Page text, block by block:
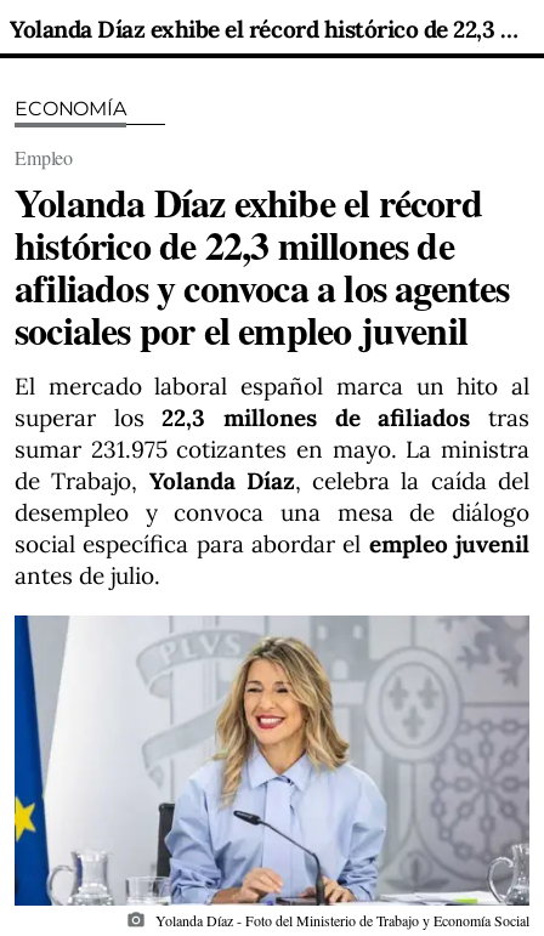
Yolanda Díaz exhibe el récord histórico de 22,3 millones de afiliados y convoca a los agentes sociales por el empleo juvenil
ECONOMÍA
Empleo
Yolanda Díaz exhibe el récord
histórico de 22,3 millones de
afiliados y convoca a los agentes
sociales por el empleo juvenil
El mercado laboral español marca un hito al
superar los22,3 millones de afiliados tras
sumar 231.975 cotizantes en mayo. La ministra
de Trabajo, Yolanda Díaz, celebra la caída del
desempleo y convoca una mesa de diálogo
social específica para abordar el empleo juvenil
antes de julio.
photo_camera Yolanda Díaz - Foto del Ministerio de Trabajo y Economía Social